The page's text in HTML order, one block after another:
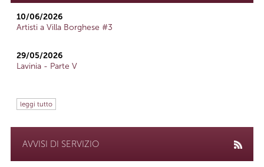
10/06/2026
Artisti a Villa Borghese #3
29/05/2026
Lavinia - Parte V
leggi tutto
AVVISI DI SERVIZIO